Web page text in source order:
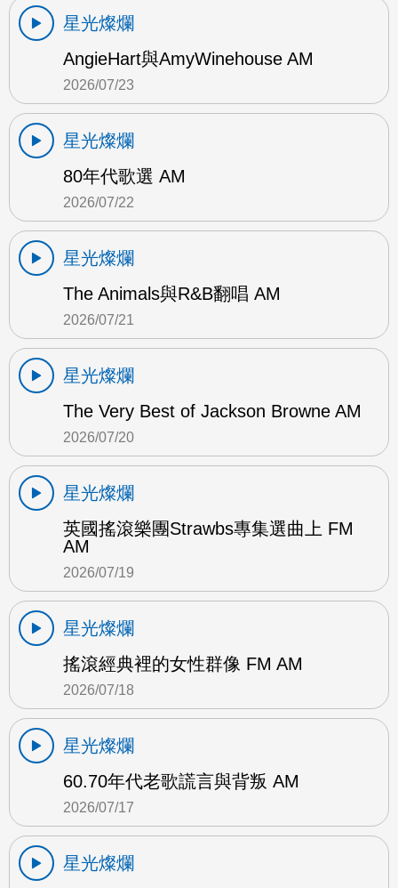
星光燦爛
AngieHart與AmyWinehouse AM
2026/07/23
星光燦爛
80年代歌選 AM
2026/07/22
星光燦爛
The Animals與R&B翻唱 AM
2026/07/21
星光燦爛
The Very Best of Jackson Browne AM
2026/07/20
星光燦爛
英國搖滾樂團Strawbs專集選曲上 FM
AM
2026/07/19
星光燦爛
搖滾經典裡的女性群像 FM AM
2026/07/18
星光燦爛
60.70年代老歌謊言與背叛 AM
2026/07/17
星光燦爛